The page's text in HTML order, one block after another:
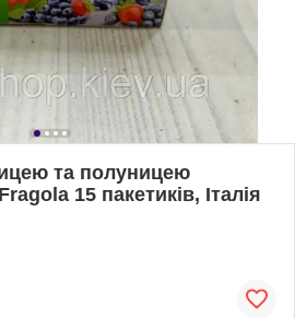
та полуницею
15 пакетиків, Італія